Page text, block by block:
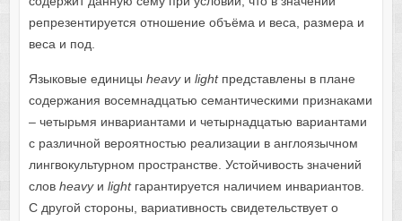
репрезентируется отношение объёма и веса, размера и
веса и под.
Языковые единицы heavyи lightпредставлены в плане
содержания восемнадцатью семантическими признаками
– четырьмя инвариантами и четырнадцатью вариантами
с различной вероятностью реализации в англоязычном
лингвокультурном пространстве. Устойчивость значений
слов heavyи light гарантируется наличием инвариантов.
С другой стороны, вариативность свидетельствует о